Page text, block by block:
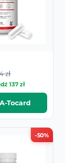
zł
137 zł
Tocard
-50%